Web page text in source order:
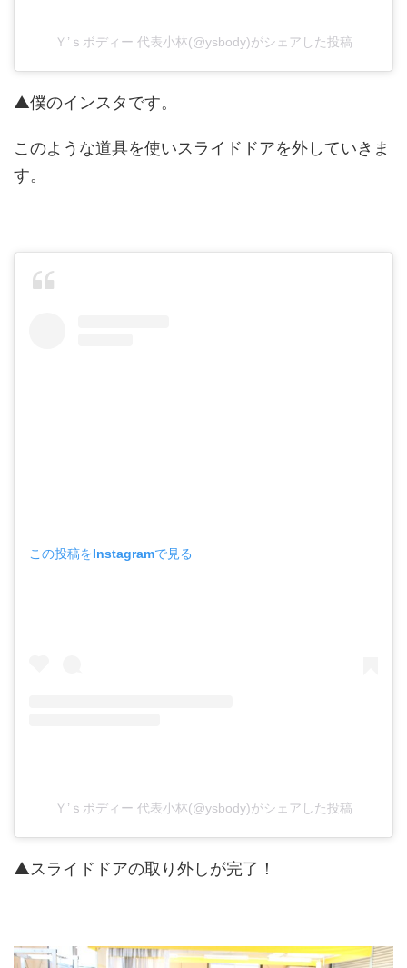
Ｙ’ｓボディー 代表小林(@ysbody)がシェアした投稿
▲僕のインスタです。
このような道具を使いスライドドアを外していきま
す。
この投稿をInstagramで見る
Ｙ’ｓボディー 代表小林(@ysbody)がシェアした投稿
▲スライドドアの取り外しが完了！